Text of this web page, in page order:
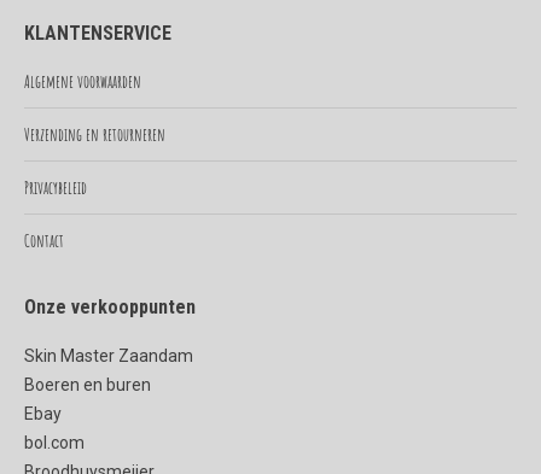
opens
window
opens
window
KLANTENSERVICE
Algemene voorwaarden
Verzending en retourneren
Privacybeleid
Contact
Onze verkooppunten
Skin Master Zaandam
Boeren en buren
Ebay
bol.com